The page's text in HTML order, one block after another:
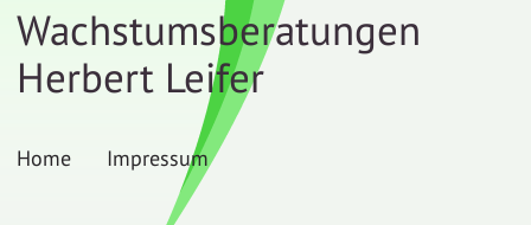
Wachstumsberatungen
Herbert Leifer
Home Impressum